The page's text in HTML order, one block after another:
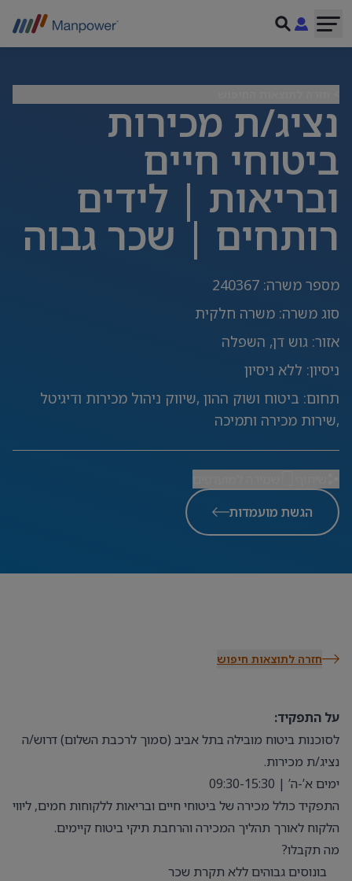
נציג/ת מכירות
ביטוחי חיים
ובריאות | לידים
רותחים | שכר גבוה
מספר משרה:
240367
סוג משרה: משרה חלקית
אזור: גוש דן, השפלה
ניסיון: ללא ניסיון
תחום: ביטוח ושוק ההון ,שיווק ניהול מכירות ודיגיטל
,שירות מכירה ותמיכה
הגשת מועמדות
חזרה לתוצאות חיפוש
על התפקיד:
לסוכנות ביטוח מובילה בתל אביב (סמוך לרכבת השלום) דרוש/ה
נציג/ת מכירות.
ימים א’-ה’ | 09:30-15:30
התפקיד כולל מכירה של ביטוחי חיים ובריאות ללקוחות חמים, ליווי
הלקוח לאורך תהליך המכירה והרחבת תיקי ביטוח קיימים.
מה תקבלו?
בונוסים גבוהים ללא תקרת שכר